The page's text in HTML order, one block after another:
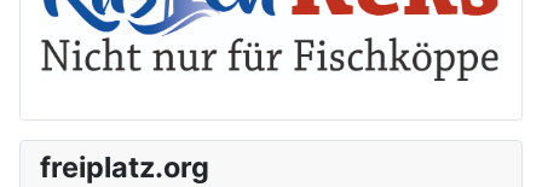
freiplatz.org